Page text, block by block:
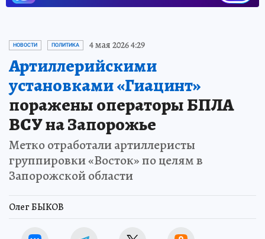
НОВОСТИ ПОЛИТИКА 4 мая 2026 4:29
Артиллерийскими
установками «Гиацинт»
поражены операторы БПЛА
ВСУ на Запорожье
Метко отработали артиллеристы
группировки «Восток» по целям в
Запорожской области
Олег БЫКОВ